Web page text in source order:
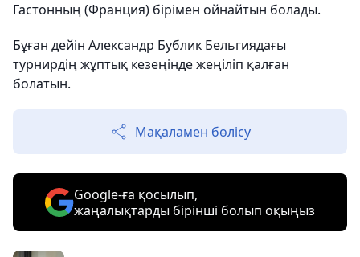
Гастонның (Франция) бірімен ойнайтын болады.
Бұған дейін Александр Бублик Бельгиядағы
турнирдің жұптық кезеңінде жеңіліп қалған
болатын.
Мақаламен бөлісу
Google-ға қосылып,
жаңалықтарды бірінші болып оқыңыз